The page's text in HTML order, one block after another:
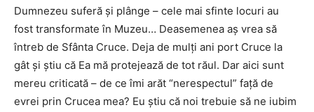
Dumnezeu suferă şi plânge – cele mai sfinte locuri au
fost transformate în Muzeu… Deasemenea aş vrea să
întreb de Sfânta Cruce. Deja de mulţi ani port Cruce la
gât şi ştiu că Ea mă protejează de tot răul. Dar aici sunt
mereu criticată – de ce îmi arăt “nerespectul” faţă de
evrei prin Crucea mea? Eu ştiu că noi trebuie să ne iubim